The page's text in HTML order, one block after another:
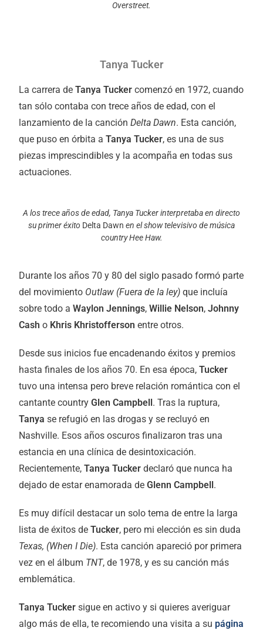
Overstreet.
Tanya Tucker
La carrera deTanya Tucker comenzó en 1972, cuando
tan sólo contaba con trece años de edad, con el
lanzamiento de la canciónDelta Dawn. Esta canción,
que puso en órbita aTanya Tucker, es una de sus
piezas imprescindibles y la acompaña en todas sus
actuaciones.
A los trece años de edad, Tanya Tucker interpretaba en directo
su primer éxito Delta Dawn en el show televisivo de música
country Hee Haw.
Durante los años 70 y 80 del siglo pasado formó parte
del movimiento Outlaw (Fuera de la ley) que incluía
sobre todo aWaylon Jennings,Willie Nelson,Johnny
Casho Khris Khristofferson entre otros.
Desde sus inicios fue encadenando éxitos y premios
hasta finales de los años 70. En esa época,Tucker
tuvo una intensa pero breve relación romántica con el
cantante countryGlen Campbell . Tras la ruptura,
Tanyase refugió en las drogas y se recluyó en
Nashville. Esos años oscuros finalizaron tras una
estancia en una clínica de desintoxicación.
Recientemente,Tanya Tuckerdeclaró que nunca ha
dejado de estar enamorada deGlenn Campbell .
Es muy difícil destacar un solo tema de entre la larga
lista de éxitos deTucker, pero mi elección es sin duda
Texas, (When I Die). Esta canción apareció por primera
vez en el álbum TNT, de 1978, y es su canción más
emblemática.
Tanya Tuckersigue en activo y si quieres averiguar
algo más de ella, te recomiendo una visita a su página